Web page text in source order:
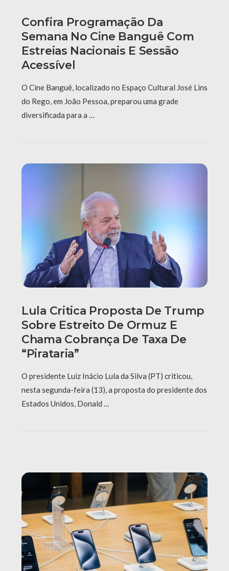
Confira Programação Da
Semana No Cine Banguê Com
Estreias Nacionais E Sessão
Acessível
O Cine Banguê, localizado no Espaço Cultural José Lins
do Rego, em João Pessoa, preparou uma grade
diversificada para a …
Lula Critica Proposta De Trump
Sobre Estreito De Ormuz E
Chama Cobrança De Taxa De
“pirataria”
O presidente Luiz Inácio Lula da Silva (PT) criticou,
nesta segunda-feira (13), a proposta do presidente dos
Estados Unidos, Donald …